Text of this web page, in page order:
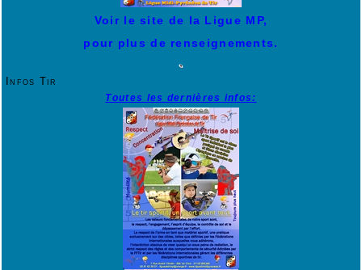
Voir le site de la Ligue MP,
pour plus de renseignements.
Infos Tir
Toutes les dernières infos: